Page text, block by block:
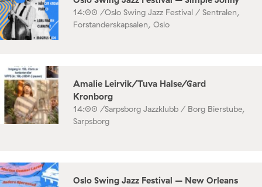
14:00 /Oslo Swing Jazz Festival / Sentralen,
Forstanderskapsalen, Oslo
Amalie Leirvik/Tuva Halse/Gard
Kronborg
14:00 /Sarpsborg Jazzklubb / Borg Bierstube,
Sarpsborg
Oslo Swing Jazz Festival – New Orleans